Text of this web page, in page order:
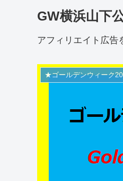
GW横浜山下
アフィリエイト広告
★ゴールデンウィーク